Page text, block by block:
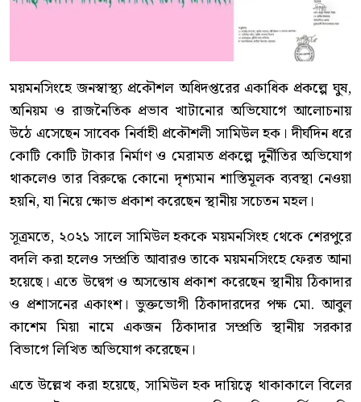
ময়মনসিংহে জনস্বাস্থ্য প্রকৌশল অধিদপ্তরের একাধিক প্রকল্পে ঘুষ,
অনিয়ম ও রাজনৈতিক প্রভাব খাটানোর অভিযোগে আলোচনায়
উঠে এসেছেন সাবেক নির্বাহী প্রকৌশলী সামিউল হক। দীর্ঘদিন ধরে
কোটি কোটি টাকার নির্মাণ ও মেরামত প্রকল্পে দুর্নীতির অভিযোগ
থাকলেও তার বিরুদ্ধে কোনো দৃশ্যমান শাস্তিমূলক ব্যবস্থা নেওয়া
হয়নি, যা নিয়ে ক্ষোভ প্রকাশ করেছেন স্থানীয় সচেতন মহল।
সূত্রমতে, ২০২১ সালে সামিউল হককে ময়মনসিংহ থেকে শেরপুরে
বদলি করা হলেও সম্প্রতি আবারও তাকে ময়মনসিংহে ফেরত আনা
হয়েছে। এতে উদ্বেগ ও অসন্তোষ প্রকাশ করেছেন স্থানীয় ঠিকাদার
ও প্রশাসনের একাংশ। ভুক্তভোগী ঠিকাদারদের পক্ষ মো. আবুল
কাশেম মিয়া নামে একজন ঠিকাদার সম্প্রতি স্থানীয় সরকার
বিভাগে লিখিত অভিযোগ করেছেন।
এতে উল্লেখ করা হয়েছে, সামিউল হক দায়িত্বে থাকাকালে বিলের